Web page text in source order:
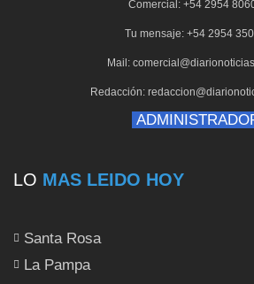
Comercial: +54 2954
Tu mensaje: +54 2954
Mail:
Redacción:
LO MAS LEIDO HOY
Santa Rosa
La Pampa